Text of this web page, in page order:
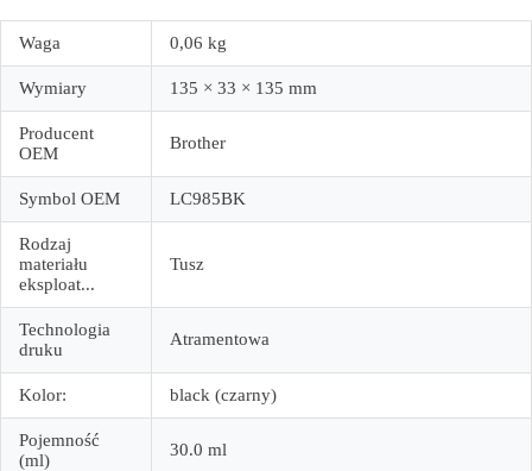
Waga 0,06 kg
Wymiary 135 × 33 × 135 mm
Producent
OEM
Brother
Symbol OEM LC985BK
Rodzaj
materiału
eksploat...
Tusz
Technologia
druku
Atramentowa
Kolor: black (czarny)
Pojemność
(ml)
30.0 ml